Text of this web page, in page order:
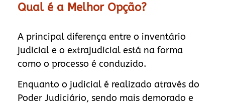
Qual é a Melhor Opção?
A principal diferença entre o inventário
judicial e o extrajudicial está na forma
como o processo é conduzido.
Enquanto o judicial é realizado através do
Poder Judiciário, sendo mais demorado e